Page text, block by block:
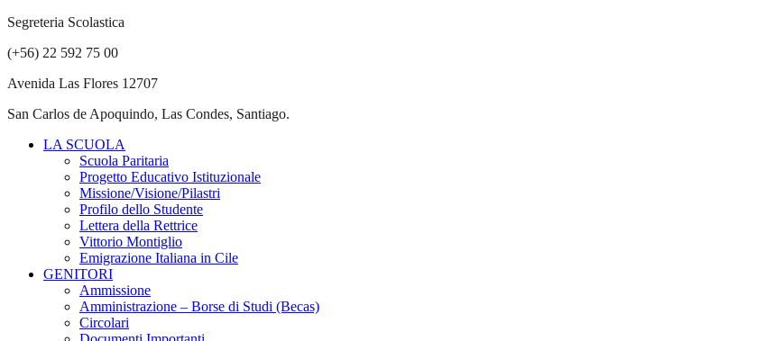
Segreteria Scolastica
(+56) 22 592 75 00
Avenida Las Flores 12707
San Carlos de Apoquindo, Las Condes, Santiago.
LA SCUOLA
Scuola Paritaria
Progetto Educativo Istituzionale
Missione/Visione/Pilastri
Profilo dello Studente
Lettera della Rettrice
Vittorio Montiglio
Emigrazione Italiana in Cile
GENITORI
Ammissione
Amministrazione – Borse di Studi (Becas)
Circolari